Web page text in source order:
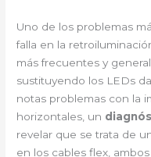
Uno de los problemas
falla en la
más frecuentes y
sustituyendo los LEDs
notas problemas con la
horizontales, un
revelar que se trata de
en los cables flex, ambos